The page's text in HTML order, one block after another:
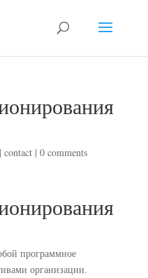
contact| 0 comments
программное
организации.